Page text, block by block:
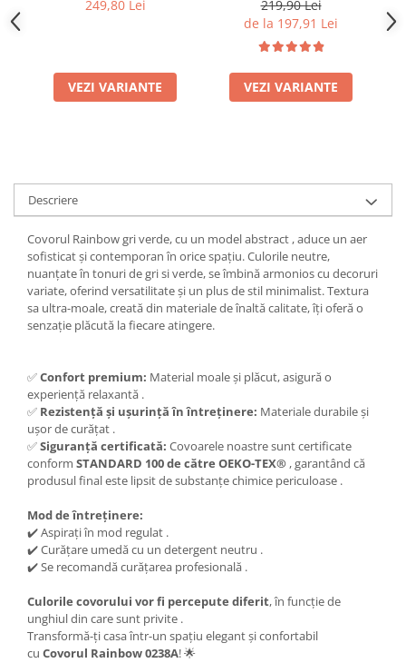
249,80 Lei
VEZI VARIANTE
219,90 Lei
de la 197,91 Lei
VEZI VARIANTE
Descriere
Covorul Rainbow gri verde, cu un model abstract , aduce un aer
sofisticat și contemporan în orice spațiu. Culorile neutre,
nuanțate în tonuri de gri si verde, se îmbină armonios cu decoruri
variate, oferind versatilitate și un plus de stil minimalist. Textura
sa ultra-moale, creată din materiale de înaltă calitate, îți oferă o
senzație plăcută la fiecare atingere.
✅Confort premium: Material moale și plăcut, asigură o
experiență relaxantă .
✅ Rezistență și ușurință în întreținere: Materiale durabile și
ușor de curățat .
✅Siguranță certificată: Covoarele noastre sunt certificate
conform STANDARD 100 de către OEKO-TEX® , garantând că
produsul final este lipsit de substanțe chimice periculoase .
Mod de întreținere:
✔️ Aspirați în mod regulat .
✔️ Curățare umedă cu un detergent neutru .
✔️ Se recomandă curățarea profesională .
Culorile covorului vor fi percepute diferit, în funcție de
unghiul din care sunt privite .
Transformă-ți casa într-un spațiu elegant și confortabil
cu Covorul Rainbow 0238A! 🌟